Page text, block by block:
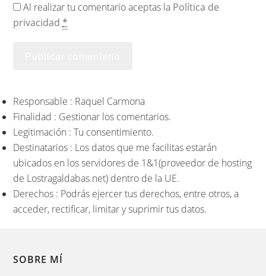
Al realizar tu comentario aceptas la Política de
privacidad *
Responsable : Raquel Carmona
Finalidad : Gestionar los comentarios.
Legitimación : Tu consentimiento.
Destinatarios : Los datos que me facilitas estarán
ubicados en los servidores de 1&1(proveedor de hosting
de Lostragaldabas.net) dentro de la UE.
Derechos : Podrás ejercer tus derechos, entre otros, a
acceder, rectificar, limitar y suprimir tus datos.
SOBRE MÍ